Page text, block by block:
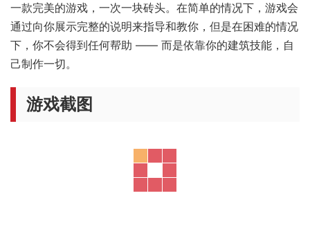
一款完美的游戏，一次一块砖头。在简单的情况下，游戏会
通过向你展示完整的说明来指导和教你，但是在困难的情况
下，你不会得到任何帮助 —— 而是依靠你的建筑技能，自
己制作一切。
游戏截图